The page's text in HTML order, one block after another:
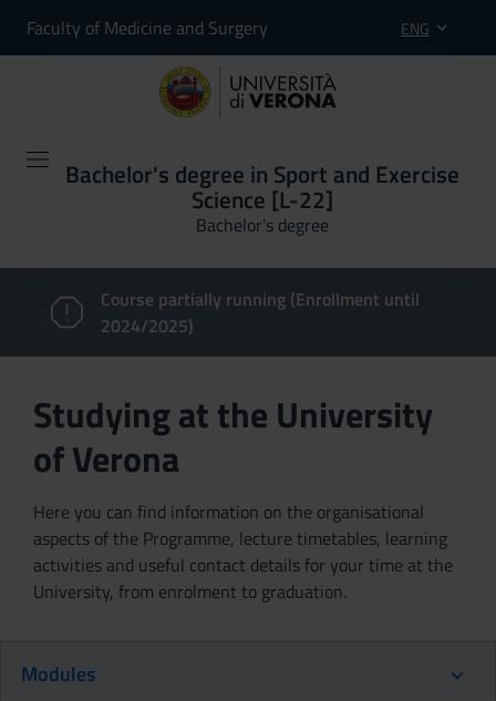
Faculty of Medicine and Surgery ENG
Bachelor's degree in Sport and Exercise
Science [L-22]
Bachelor's degree
Course partially running (Enrollment until
2024/2025)
Studying at the University
of Verona
Here you can find information on the organisational
aspects of the Programme, lecture timetables, learning
activities and useful contact details for your time at the
University, from enrolment to graduation.
Modules